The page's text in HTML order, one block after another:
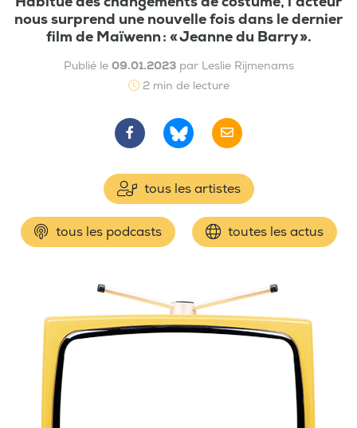
nous surprend une nouvelle fois dans le dernier
film de Maïwenn : « Jeanne du Barry ».
Publié le 09.01.2023 par Leslie Rijmenams
2 min de lecture
tous les artistes
tous les podcasts toutes les actus